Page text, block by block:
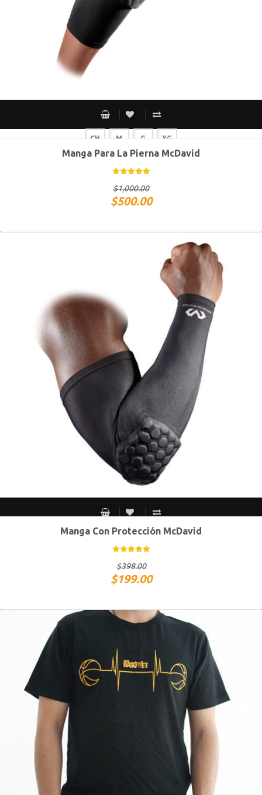
CH M G XG
Manga Para La Pierna McDavid
$1,000.00
$500.00
CH M G
Manga Con Protección McDavid
$398.00
$199.00